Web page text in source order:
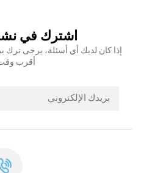
اشترك في
إذا كان لديك أي أسئلة، يرجى
أقرب